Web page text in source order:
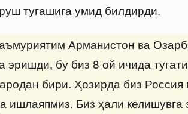
тугашига умид билдирди.
Арманистон ва
эришди, бу биз 8 ой ичида
бири. Ҳозирда биз Россия
ишлаяпмиз. Биз ҳали келишувга